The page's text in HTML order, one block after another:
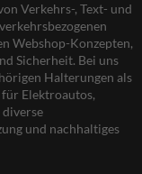
Verkehrs-, Text- und
Webshop-Konzepten,
Sicherheit. Bei uns
Halterungen als
Elektroautos,
und nachhaltiges